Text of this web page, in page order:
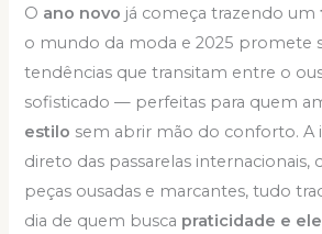
O ano novo já começa trazendo um
o mundo da moda e 2025 promete
tendências que transitam entre o
sofisticado — perfeitas para quem
estilo sem abrir mão do conforto. A
direto das passarelas internacionais,
peças ousadas e marcantes, tudo
dia de quem busca praticidade e